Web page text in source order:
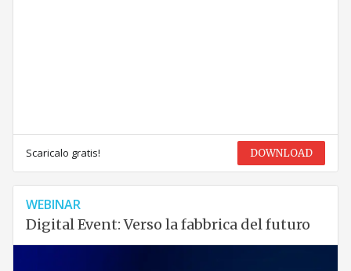
Scaricalo gratis! DOWNLOAD
WEBINAR
Digital Event: Verso la fabbrica del futuro